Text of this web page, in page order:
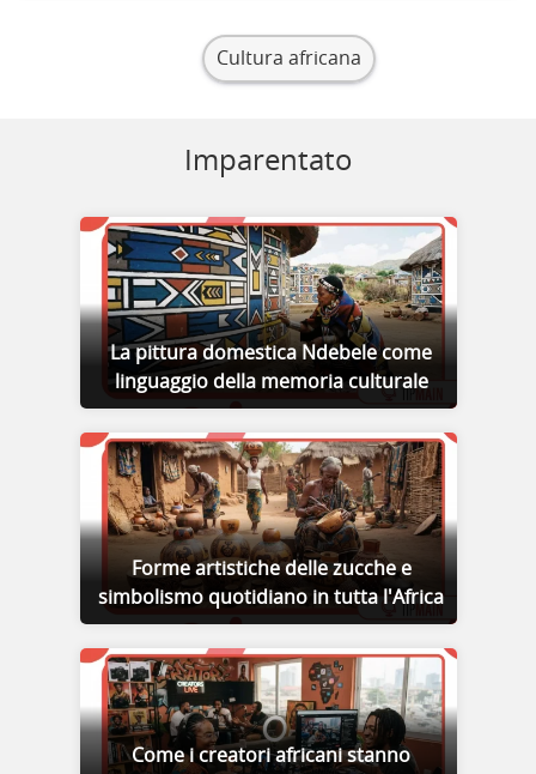
Cultura africana
Imparentato
La pittura domestica Ndebele come
linguaggio della memoria culturale
Forme artistiche delle zucche e
simbolismo quotidiano in tutta l'Africa
Come i creatori africani stanno